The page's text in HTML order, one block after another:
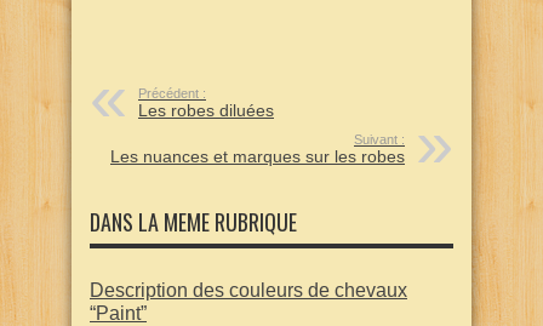
Précédent :
Les robes diluées
Suivant :
Les nuances et marques sur les robes
DANS LA MEME RUBRIQUE
Description des couleurs de chevaux
“Paint”